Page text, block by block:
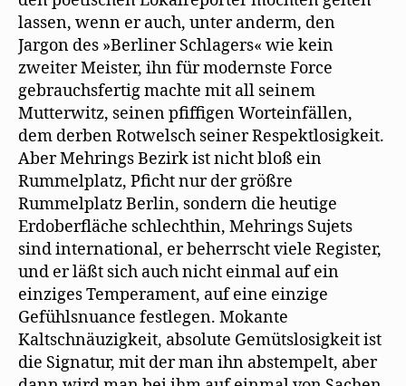
lassen, wenn er auch, unter anderm, den
Jargon des »Berliner Schlagers« wie kein
zweiter Meister, ihn für modernste Force
gebrauchsfertig machte mit all seinem
Mutterwitz, seinen pfiffigen Worteinfällen,
dem derben Rotwelsch seiner Respektlosigkeit.
Aber Mehrings Bezirk ist nicht bloß ein
Rummelplatz, Pficht nur der größre
Rummelplatz Berlin, sondern die heutige
Erdoberfläche schlechthin, Mehrings Sujets
sind international, er beherrscht viele Register,
und er läßt sich auch nicht einmal auf ein
einziges Temperament, auf eine einzige
Gefühlsnuance festlegen. Mokante
Kaltschnäuzigkeit, absolute Gemütslosigkeit ist
die Signatur, mit der man ihn abstempelt, aber